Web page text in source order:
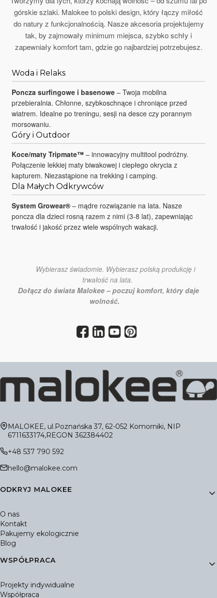
górskie szlaki. Malokee to polski design, który łączy miłość
do natury z funkcjonalnością. Nasze akcesoria projektujemy
tak, by zajmowały minimum miejsca, szybko schły i
zapewniały komfort tam, gdzie go najbardziej potrzebujesz.
Woda i Relaks
Poncza surfingowe i basenowe – Twoja mobilna
przebieralnia. Chłonne, szybkoschnące i chroniące przed
wiatrem. Idealne po treningu, sesji na desce czy porannym
morsowaniu.
Góry i Outdoor
Koce/maty Tripmate™ – innowacyjny multitool podróżny.
Połączenie lekkiej maty biwakowej i ciepłego okrycia z
kapturem. Niezastąpione na trekking i camping.
Dla Małych Odkrywców
System Growear® – mądre rozwiązanie na lata. Nasze
poncza dla dzieci rosną razem z nimi (3-8 lat), zapewniając
trwałość i jakość przez wiele wspólnych wakacji.
Wybierasz świadomie. Wybierasz polską produkcję i
trwałość na lata.
Dołącz do świata Malokee – poczuj komfort, który daje
wolność.
Adres:
MALOKEE, ul.Poznańska 37, 62-052 Komorniki, NIP
6711633174,REGON 362384402
+48 537 790 592
hello@malokee.com
Linki w stopce
ODKRYJ MALOKEE
O nas
Kontakt
Pakujemy ekologicznie
Blog
WSPÓŁPRACA
Projekty indywidualne
Współpraca